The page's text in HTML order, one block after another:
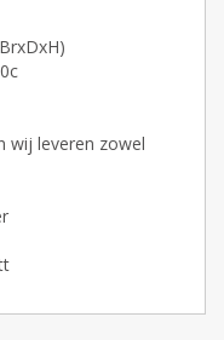
wij leveren zowel